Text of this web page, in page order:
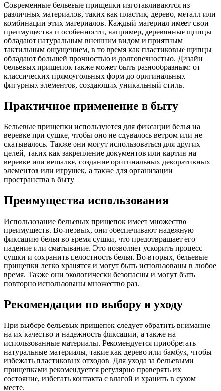
Современные бельевые прищепки изготавливаются из
различных материалов, таких как пластик, дерево, металл или
комбинации этих материалов. Каждый материал имеет свои
преимущества и особенности, например, деревянные щипцы
обладают натуральным внешним видом и приятным
тактильным ощущением, в то время как пластиковые щипцы
обладают большей прочностью и долговечностью. Дизайн
бельевых прищепок также может быть разнообразным: от
классических прямоугольных форм до оригинальных
фигурных элементов, создающих уникальный стиль.
Практичное применение в быту
Бельевые прищепки используются для фиксации белья на
веревке при сушке, чтобы оно не сдувалось ветром или не
скатывалось. Также они могут использоваться для других
целей, таких как закрепление документов или картин на
веревке или вешалке, создание оригинальных декоративных
элементов или игрушек, а также для организации
пространства в быту.
Преимущества использования
Использование бельевых прищепок имеет множество
преимуществ. Во-первых, они обеспечивают надежную
фиксацию белья во время сушки, что предотвращает его
падение или сматывание. Это позволяет ускорить процесс
сушки и сохранить целостность белья. Во-вторых, бельевые
прищепки легко хранятся и могут быть использованы в любое
время. Также они экологически безопасны и могут быть
повторно использованы множество раз.
Рекомендации по выбору и уходу
При выборе бельевых прищепок следует обратить внимание
на их качество и надежность фиксации, а также на
использованные материалы. Рекомендуется приобретать
натуральные материалы, такие как дерево или бамбук, чтобы
избежать пластиковых отходов. Для ухода за бельевыми
прищепками рекомендуется регулярно проверять их
состояние, избегать контакта с влагой и хранить в сухом
месте.